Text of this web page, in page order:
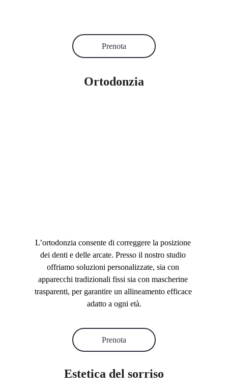
Estetica del sorriso
L’ortodonzia consente di correggere la posizione
dei denti e delle arcate. Presso il nostro studio
offriamo soluzioni personalizzate, sia con
apparecchi tradizionali fissi sia con mascherine
trasparenti, per garantire un allineamento efficace
adatto a ogni età.
Ortodonzia
Prenota
Prenota